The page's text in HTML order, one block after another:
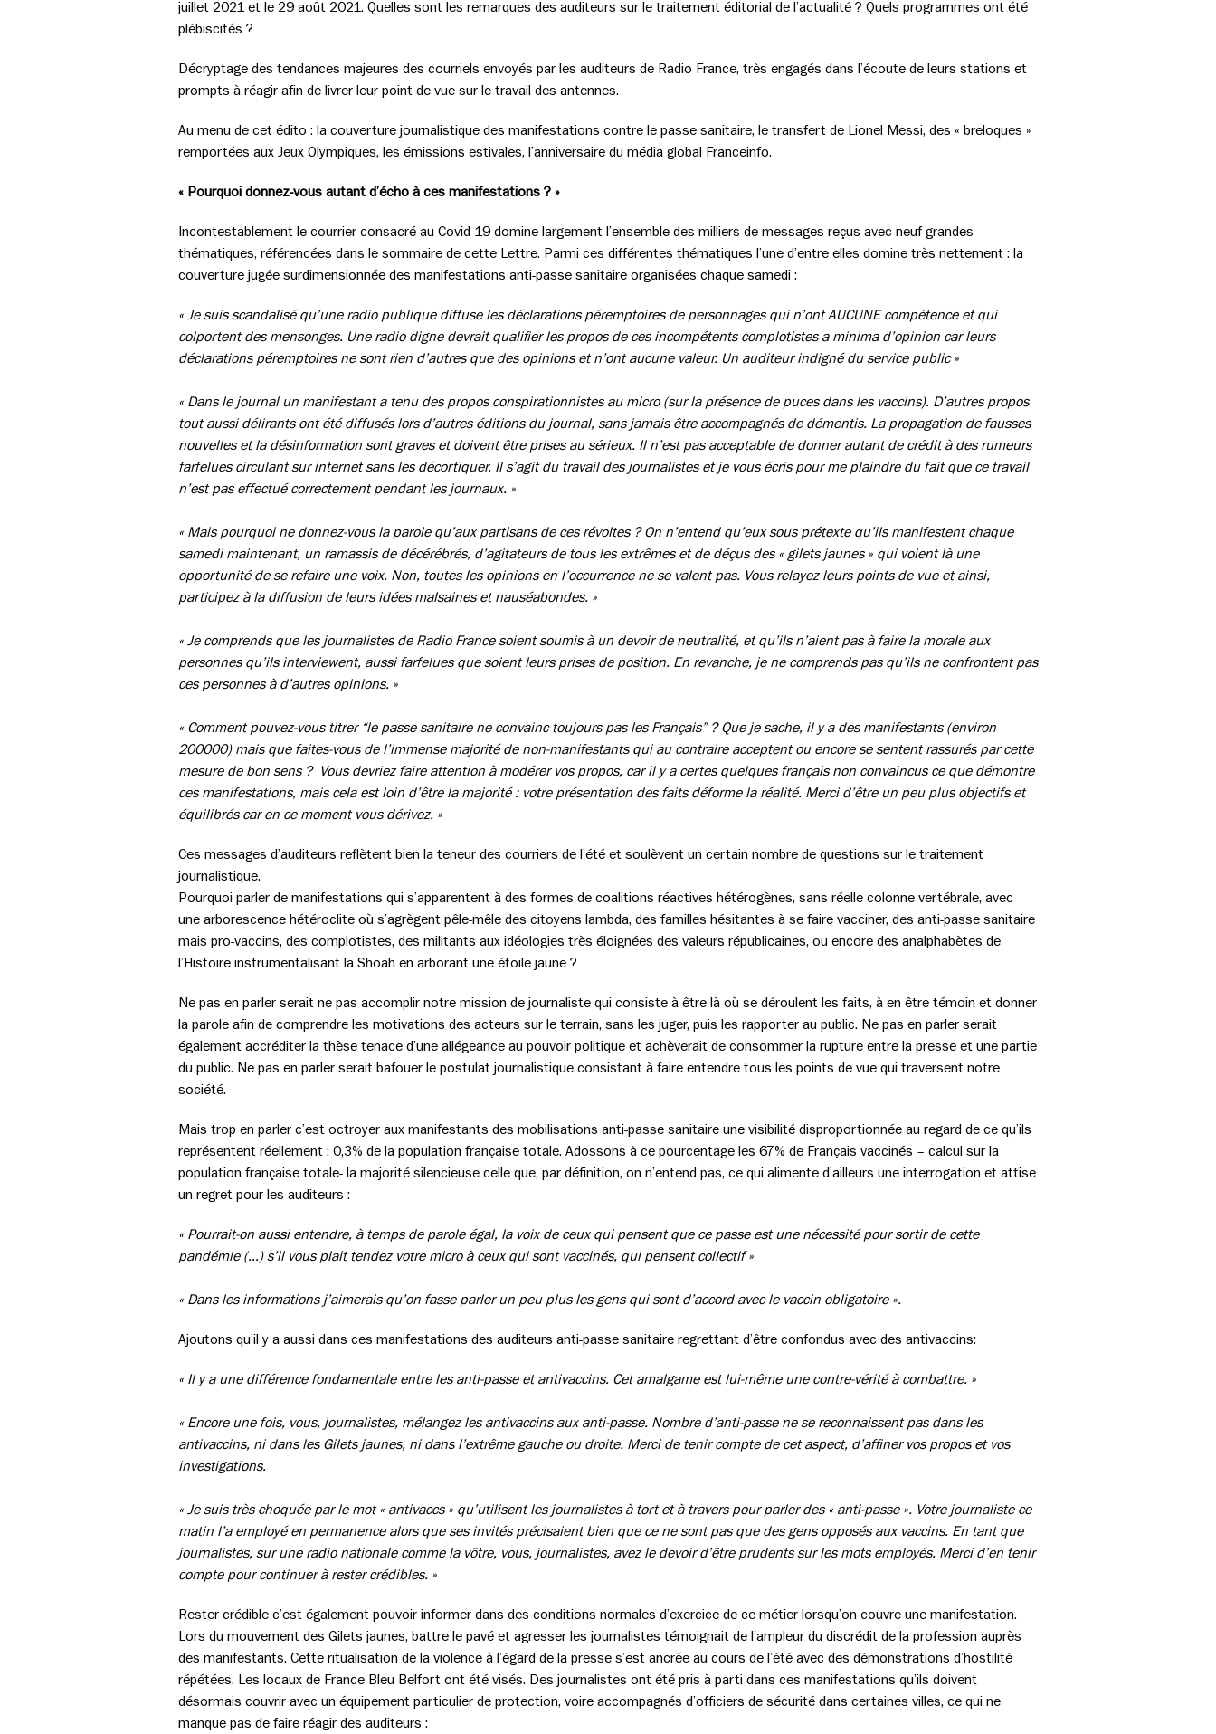
juillet 2021 et le 29 août 2021. Quelles sont les remarques des auditeurs sur le traitement éditorial de l’actualité ? Quels programmes ont été
plébiscités ?
Décryptage des tendances majeures des courriels envoyés par les auditeurs de Radio France, très engagés dans l’écoute de leurs stations et
prompts à réagir afin de livrer leur point de vue sur le travail des antennes.
Au menu de cet édito : la couverture journalistique des manifestations contre le passe sanitaire, le transfert de Lionel Messi, des « breloques »
remportées aux Jeux Olympiques, les émissions estivales, l’anniversaire du média global Franceinfo.
« Pourquoi donnez-vous autant d’écho à ces manifestations ? »
Incontestablement le courrier consacré au Covid-19 domine largement l’ensemble des milliers de messages reçus avec neuf grandes
thématiques, référencées dans le sommaire de cette Lettre. Parmi ces différentes thématiques l’une d’entre elles domine très nettement : la
couverture jugée surdimensionnée des manifestations anti-passe sanitaire organisées chaque samedi :
« Je suis scandalisé qu’une radio publique diffuse les déclarations péremptoires de personnages qui n’ont AUCUNE compétence et qui
colportent des mensonges. Une radio digne devrait qualifier les propos de ces incompétents complotistes a minima d’opinion car leurs
déclarations péremptoires ne sont rien d’autres que des opinions et n’ont aucune valeur. Un auditeur indigné du service public »
« Dans le journal un manifestant a tenu des propos conspirationnistes au micro (sur la présence de puces dans les vaccins). D’autres propos
tout aussi délirants ont été diffusés lors d’autres éditions du journal, sans jamais être accompagnés de démentis. La propagation de fausses
nouvelles et la désinformation sont graves et doivent être prises au sérieux. Il n’est pas acceptable de donner autant de crédit à des rumeurs
farfelues circulant sur internet sans les décortiquer. Il s’agit du travail des journalistes et je vous écris pour me plaindre du fait que ce travail
n’est pas effectué correctement pendant les journaux. »
« Mais pourquoi ne donnez-vous la parole qu’aux partisans de ces révoltes ? On n’entend qu’eux sous prétexte qu’ils manifestent chaque
samedi maintenant, un ramassis de décérébrés, d’agitateurs de tous les extrêmes et de déçus des « gilets jaunes » qui voient là une
opportunité de se refaire une voix. Non, toutes les opinions en l’occurrence ne se valent pas. Vous relayez leurs points de vue et ainsi,
participez à la diffusion de leurs idées malsaines et nauséabondes. »
« Je comprends que les journalistes de Radio France soient soumis à un devoir de neutralité, et qu’ils n’aient pas à faire la morale aux
personnes qu’ils interviewent, aussi farfelues que soient leurs prises de position. En revanche, je ne comprends pas qu’ils ne confrontent pas
ces personnes à d’autres opinions. »
« Comment pouvez-vous titrer “le passe sanitaire ne convainc toujours pas les Français” ? Que je sache, il y a des manifestants (environ
200000) mais que faites-vous de l’immense majorité de non-manifestants qui au contraire acceptent ou encore se sentent rassurés par cette
mesure de bon sens ? Vous devriez faire attention à modérer vos propos, car il y a certes quelques français non convaincus ce que démontre
ces manifestations, mais cela est loin d’être la majorité : votre présentation des faits déforme la réalité. Merci d’être un peu plus objectifs et
équilibrés car en ce moment vous dérivez. »
Ces messages d’auditeurs reflètent bien la teneur des courriers de l’été et soulèvent un certain nombre de questions sur le traitement
journalistique.
Pourquoi parler de manifestations qui s’apparentent à des formes de coalitions réactives hétérogènes, sans réelle colonne vertébrale, avec
une arborescence hétéroclite où s’agrègent pêle-mêle des citoyens lambda, des familles hésitantes à se faire vacciner, des anti-passe sanitaire
mais pro-vaccins, des complotistes, des militants aux idéologies très éloignées des valeurs républicaines, ou encore des analphabètes de
l’Histoire instrumentalisant la Shoah en arborant une étoile jaune ?
Ne pas en parler serait ne pas accomplir notre mission de journaliste qui consiste à être là où se déroulent les faits, à en être témoin et donner
la parole afin de comprendre les motivations des acteurs sur le terrain, sans les juger, puis les rapporter au public. Ne pas en parler serait
également accréditer la thèse tenace d’une allégeance au pouvoir politique et achèverait de consommer la rupture entre la presse et une partie
du public. Ne pas en parler serait bafouer le postulat journalistique consistant à faire entendre tous les points de vue qui traversent notre
société.
Mais trop en parler c’est octroyer aux manifestants des mobilisations anti-passe sanitaire une visibilité disproportionnée au regard de ce qu’ils
représentent réellement : 0,3% de la population française totale. Adossons à ce pourcentage les 67% de Français vaccinés – calcul sur la
population française totale- la majorité silencieuse celle que, par définition, on n’entend pas, ce qui alimente d’ailleurs une interrogation et attise
un regret pour les auditeurs :
« Pourrait-on aussi entendre, à temps de parole égal, la voix de ceux qui pensent que ce passe est une nécessité pour sortir de cette
pandémie (…) s’il vous plait tendez votre micro à ceux qui sont vaccinés, qui pensent collectif »
« Dans les informations j’aimerais qu’on fasse parler un peu plus les gens qui sont d’accord avec le vaccin obligatoire ».
Ajoutons qu’il y a aussi dans ces manifestations des auditeurs anti-passe sanitaire regrettant d’être confondus avec des antivaccins:
« Il y a une différence fondamentale entre les anti-passe et antivaccins. Cet amalgame est lui-même une contre-vérité à combattre. »
« Encore une fois, vous, journalistes, mélangez les antivaccins aux anti-passe. Nombre d’anti-passe ne se reconnaissent pas dans les
antivaccins, ni dans les Gilets jaunes, ni dans l’extrême gauche ou droite. Merci de tenir compte de cet aspect, d’affiner vos propos et vos
investigations.
« Je suis très choquée par le mot « antivaccs » qu’utilisent les journalistes à tort et à travers pour parler des « anti-passe ». Votre journaliste ce
matin l’a employé en permanence alors que ses invités précisaient bien que ce ne sont pas que des gens opposés aux vaccins. En tant que
journalistes, sur une radio nationale comme la vôtre, vous, journalistes, avez le devoir d’être prudents sur les mots employés. Merci d’en tenir
compte pour continuer à rester crédibles. »
Rester crédible c’est également pouvoir informer dans des conditions normales d’exercice de ce métier lorsqu’on couvre une manifestation.
Lors du mouvement des Gilets jaunes, battre le pavé et agresser les journalistes témoignait de l’ampleur du discrédit de la profession auprès
des manifestants. Cette ritualisation de la violence à l’égard de la presse s’est ancrée au cours de l’été avec des démonstrations d’hostilité
répétées. Les locaux de France Bleu Belfort ont été visés. Des journalistes ont été pris à parti dans ces manifestations qu’ils doivent
désormais couvrir avec un équipement particulier de protection, voire accompagnés d’officiers de sécurité dans certaines villes, ce qui ne
manque pas de faire réagir des auditeurs :